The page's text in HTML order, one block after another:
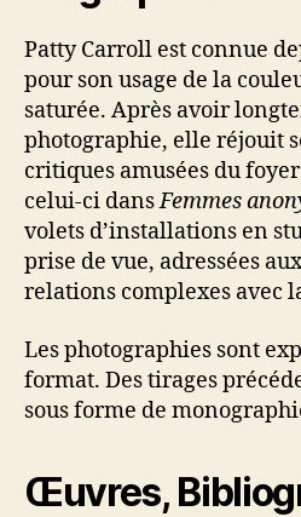
Patty Carroll est connue
pour son usage de la
saturée. Après avoir
photographie, elle réjouit
critiques amusées du foyer
celui-ci dansFemmes
volets d’installations en
prise de vue, adressées
relations complexes avec
Les photographies sont
format. Des tirages
sous forme de
Œuvres,